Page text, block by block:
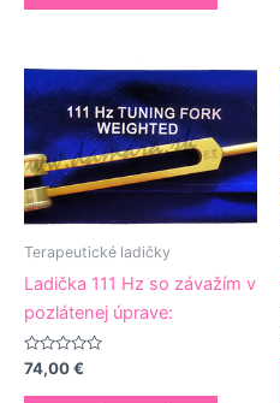
Terapeutické ladičky
Ladička 111 Hz so závažím v
pozlátenej úprave:
Hodnotenie
0
z
74,00€